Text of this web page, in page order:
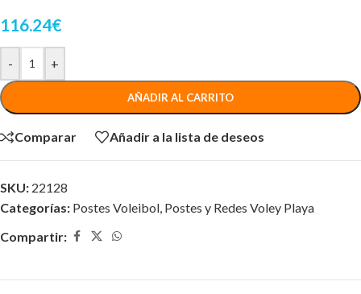
116.24€
- +
AÑADIR AL CARRITO
Comparar Añadir a la lista de deseos
SKU: 22128
Categorías: Postes Voleibol Postes y Redes Voley Playa
Compartir: